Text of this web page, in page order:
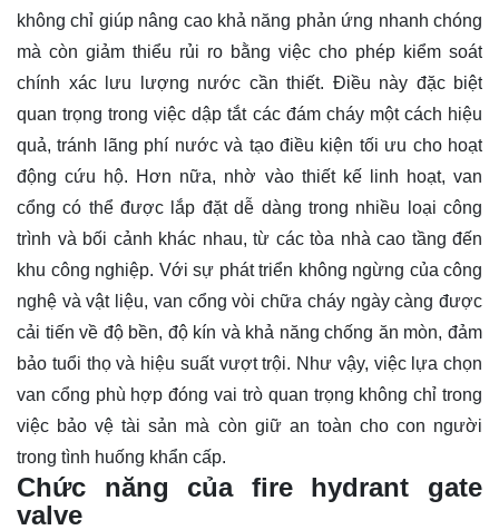
không chỉ giúp nâng cao khả năng phản ứng nhanh chóng
mà còn giảm thiểu rủi ro bằng việc cho phép kiểm soát
chính xác lưu lượng nước cần thiết. Điều này đặc biệt
quan trọng trong việc dập tắt các đám cháy một cách hiệu
quả, tránh lãng phí nước và tạo điều kiện tối ưu cho hoạt
động cứu hộ. Hơn nữa, nhờ vào thiết kế linh hoạt, van
cổng có thể được lắp đặt dễ dàng trong nhiều loại công
trình và bối cảnh khác nhau, từ các tòa nhà cao tầng đến
khu công nghiệp. Với sự phát triển không ngừng của công
nghệ và vật liệu, van cổng vòi chữa cháy ngày càng được
cải tiến về độ bền, độ kín và khả năng chống ăn mòn, đảm
bảo tuổi thọ và hiệu suất vượt trội. Như vậy, việc lựa chọn
van cổng phù hợp đóng vai trò quan trọng không chỉ trong
việc bảo vệ tài sản mà còn giữ an toàn cho con người
trong tình huống khẩn cấp.
Chức năng của fire hydrant gate
valve